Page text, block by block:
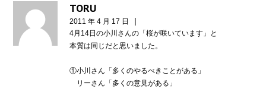
TORU
2011 年 4 月 17 日 |
4月14日の小川さんの「桜が咲いています」と
本質は同じだと思いました。
①小川さん「多くのやるべきことがある」
リーさん「多くの意見がある」